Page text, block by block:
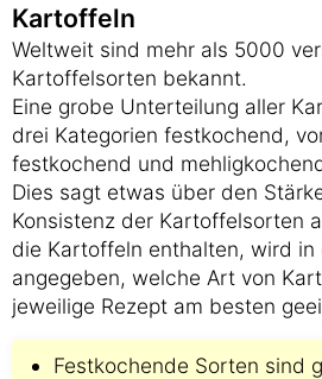
Kartoffeln
Weltweit sind mehr als 5000
Kartoffelsorten bekannt.
Eine grobe Unterteilung aller
drei Kategorien festkochend,
festkochend und
Dies sagt etwas über den
Konsistenz der Kartoffelsorten
die Kartoffeln enthalten, wird in
angegeben, welche Art von
jeweilige Rezept am besten
Festkochende Sorten sind